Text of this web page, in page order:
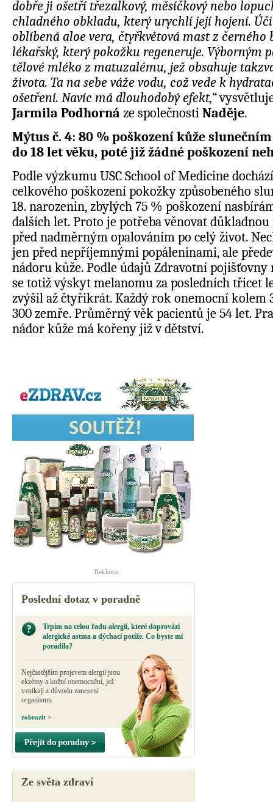
dobře ji ošetří třezalkový, měsíčkový nebo
chladného obkladu, který urychlí její hojení.
oblíbená aloe vera, čtyřkvětová mast z černého
lékařský, který pokožku regeneruje. Výborným
tělové mléko z matuzalému, jež obsahuje
života. Ta na sebe váže vodu, což vede k
ošetření. Navíc má dlouhodobý efekt,“
Jarmila Podhorná ze společnosti Naděje.
Mýtus č. 4: 80 % poškození kůže
do 18 let věku, poté již žádné poškození
Podle výzkumu USC School of Medicine
celkového poškození pokožky způsobeného
18. narozenin, zbylých 75 % poškození
dalších let. Proto je potřeba věnovat
před nadměrným opalováním po celý život.
jen před nepříjemnými popáleninami, ale
nádoru kůže. Podle údajů Zdravotní
se totiž výskyt melanomu za posledních třicet
zvýšil až čtyřikrát. Každý rok onemocní kolem
300 zemře. Průměrný věk pacientů je 54 let.
nádor kůže má kořeny již v dětství.
Reklama
Poslední dotaz v poradně
Trpím na celou řadu alergií, které doprovází
alergické astma a dýchací potíže. Co byste mi
poradila?
Nejčastějším projevem alergií jsou
ekzémy a kožní onemocnění, jež
vznikají z důvodu zanesení
organismu.
zobrazit >
Přejít do poradny >
Ze světa zdraví